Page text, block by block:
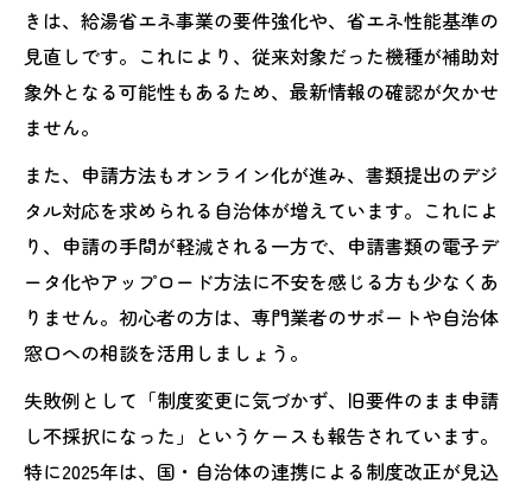
きは、給湯省エネ事業の要件強化や、省エネ性能基準の
見直しです。これにより、従来対象だった機種が補助対
象外となる可能性もあるため、最新情報の確認が欠かせ
ません。
また、申請方法もオンライン化が進み、書類提出のデジ
タル対応を求められる自治体が増えています。これによ
り、申請の手間が軽減される一方で、申請書類の電子デ
ータ化やアップロード方法に不安を感じる方も少なくあ
りません。初心者の方は、専門業者のサポートや自治体
窓口への相談を活用しましょう。
失敗例として「制度変更に気づかず、旧要件のまま申請
し不採択になった」というケースも報告されています。
特に2025年は、国・自治体の連携による制度改正が見込